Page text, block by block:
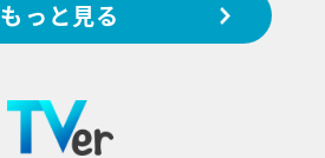
もっと見る